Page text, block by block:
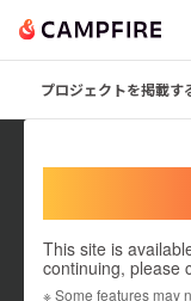
プロジェクトを掲載す
This site is
continuing, please
※ Some features may